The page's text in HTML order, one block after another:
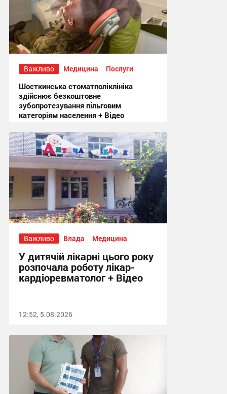
Важливо Медицина Послуги
Шосткинська стоматполіклініка
здійснює безкоштовне
зубопротезування пільговим
категоріям населення + Відео
18:58, 5.08.2026
Важливо Влада Медицина
У дитячій лікарні цього року
розпочала роботу лікар-
кардіоревматолог + Відео
12:52, 5.08.2026